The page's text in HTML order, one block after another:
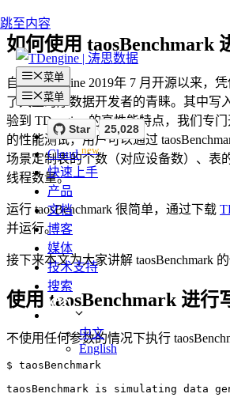
跳至内容
菜单
菜单
Cloudnew
快速上手
产品
文档
博客
媒体
技术支持
搜索
中文
English
如何使用 taosBenchmark
自从 TDengine 2019年 7 月开源以来，
了大量时序数据开发者的青睐。其中写
验到 TDengine 的高性能特点，我们专
的性能测试，用户可以通过
场景定制表的个数（对应设备数）、表
线程数量。
运行 taosBenchmark 很简单，通过下载
并运行。
接下来本文为大家讲解 taosBenchmark
使用 taosBenchmark 进行
不使用任何参数的情况下执行
$ taosBenchmark
taosBenchmark is simulating data